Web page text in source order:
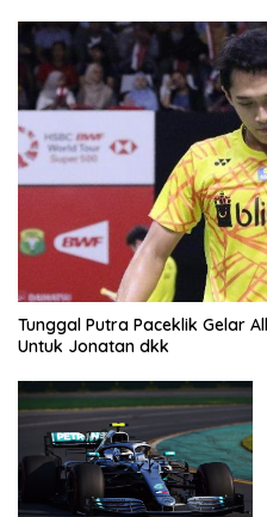
Tunggal Putra Paceklik Gelar
Untuk Jonatan dkk